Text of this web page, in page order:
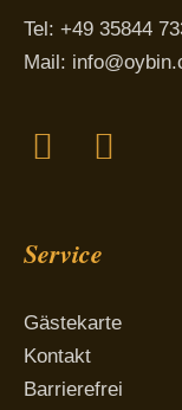
Tel: +49 35844
Mail:
Service
Gästekarte
Kontakt
Barrierefrei